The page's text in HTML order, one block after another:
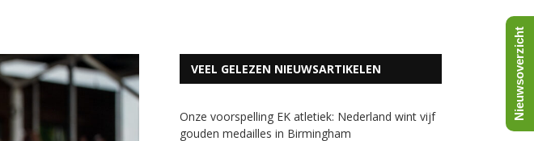
VEEL GELEZEN NIEUWSARTIKELEN
Onze voorspelling EK atletiek: Nederland wint vijf
gouden medailles in Birmingham
Nieuwsoverzicht